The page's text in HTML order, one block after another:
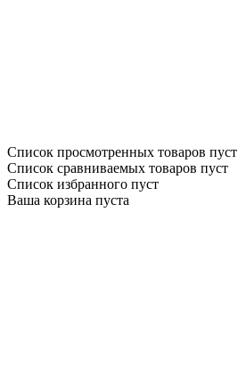
Список просмотренных товаров пуст
Список сравниваемых товаров пуст
Список избранного пуст
Ваша корзина пуста